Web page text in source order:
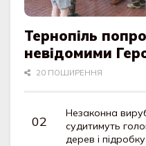
Тернопіль
невідомими
20 ПОШИРЕННЯ
Незаконна
судитимуть
дерев і